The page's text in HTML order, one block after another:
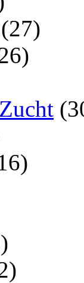
(27)